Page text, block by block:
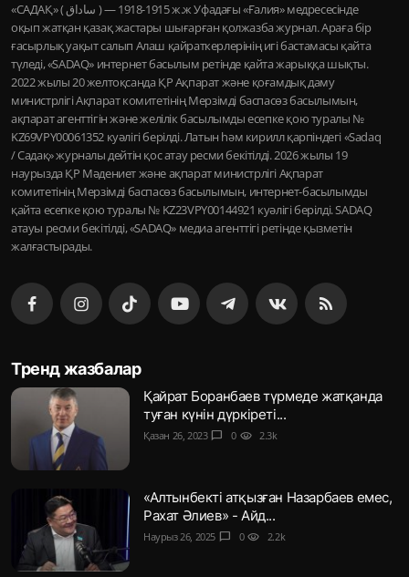
«САДАҚ» ( ساداق ) — 1915-1918 ж.ж Уфадағы «Ғалия» медресесінде
оқып жатқан қазақ жастары шығарған қолжазба журнал. Араға бір
ғасырлық уақыт салып Алаш қайраткерлерінің игі бастамасы қайта
түледі, «SADAQ» интернет басылым ретінде қайта жарыққа шықты.
2022 жылы 20 желтоқсанда ҚР Ақпарат және қоғамдық даму
министрлігі Ақпарат комитетінің Мерзімді баспасөз басылымын,
ақпарат агенттігін және желілік басылымды есепке қою туралы №
KZ69VPY00061352 куәлігі берілді. Латын һәм кирилл қарпіндегі «Sadaq
/ Садақ» журналы дейтін қос атау ресми бекітілді. 2026 жылы 19
наурызда ҚР Мәдениет және ақпарат министрлігі Ақпарат
комитетінің Мерзімді баспасөз басылымын, интернет-басылымды
қайта есепке қою туралы № KZ23VPY00144921 куәлігі берілді. SADAQ
атауы ресми бекітілді, «SADAQ» медиа агенттігі ретінде қызметін
жалғастырады.
Тренд жазбалар
Қайрат Боранбаев түрмеде жатқанда
туған күнін дүркіреті...
Қазан 26, 2023 chat_bubble 0 visibility 2.3k
«Алтынбекті атқызған Назарбаев емес,
Рахат Әлиев» - Айд...
Наурыз 26, 2025 chat_bubble 0 visibility 2.2k